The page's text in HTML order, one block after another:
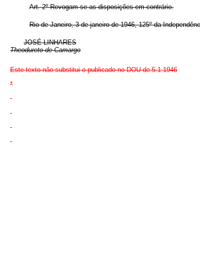
Art. 2º Revogam-se as disposições em contrário.
Rio de Janeiro, 3 de janeiro de 1946, 125º da
JOSÉ LINHARES
Theodureto de Camargo
Este texto não substitui o publicado no DOU de 5.1.1946
*